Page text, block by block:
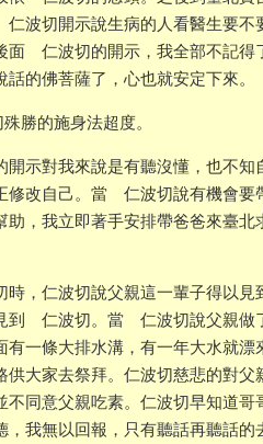
波切開示說生病的人看醫生要不
仁波切的開示，我全部不記得
的佛菩薩了，心也就安定下來。
勝的施身法超度。
示對我來說是有聽沒懂，也不知
修改自己。當 仁波切說有機會要
，我立即著手安排帶爸爸來臺北
，仁波切說父親這一輩子得以
到 仁波切。當 仁波切說父親做
一條大排水溝，有一年大水就漂
大家去祭拜。仁波切慈悲的對父
同意父親吃素。仁波切早知道哥
我無以回報，只有聽話再聽話的